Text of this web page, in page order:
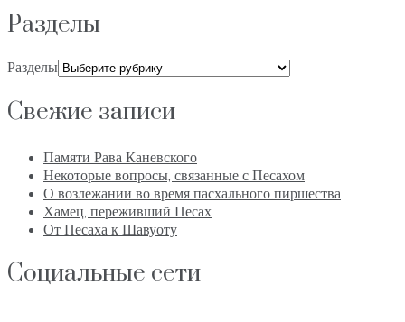
Разделы
Разделы
Свежие записи
Памяти Рава Каневского
Некоторые вопросы, связанные с Песахом
О возлежании во время пасхального пиршества
Хамец, переживший Песах
От Песаха к Шавуоту
Социальные сети